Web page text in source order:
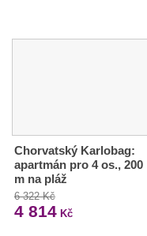
Chorvatský Karlobag:
apartmán pro 4 os., 200
m na pláž
6 322 Kč
4 814 Kč